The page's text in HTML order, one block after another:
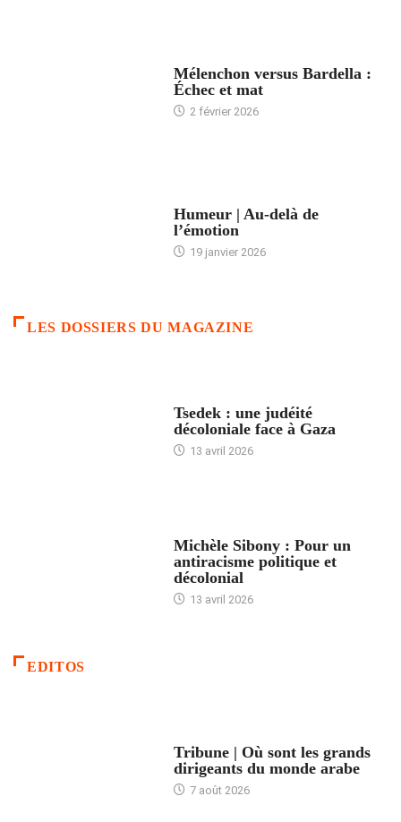
Mélenchon versus Bardella :
Échec et mat
2 février 2026
Humeur | Au-delà de
l’émotion
19 janvier 2026
LES DOSSIERS DU MAGAZINE
Tsedek : une judéité
décoloniale face à Gaza
13 avril 2026
Michèle Sibony : Pour un
antiracisme politique et
décolonial
13 avril 2026
EDITOS
Tribune | Où sont les grands
dirigeants du monde arabe
7 août 2026